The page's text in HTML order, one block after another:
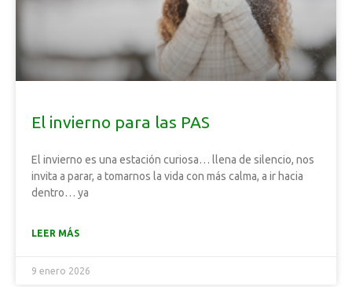
El invierno para las PAS
El invierno es una estación curiosa… llena de silencio, nos
invita a parar, a tomarnos la vida con más calma, a ir hacia
dentro… ya
LEER MÁS
9 enero 2026